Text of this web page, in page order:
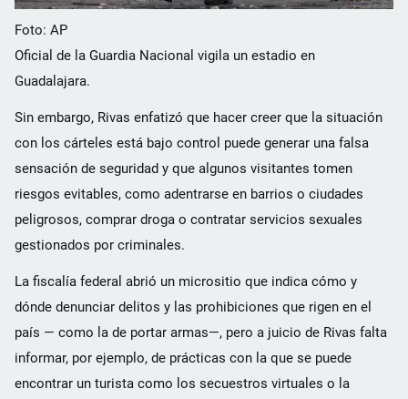
Foto: AP
Oficial de la Guardia Nacional vigila un estadio en
Guadalajara.
Sin embargo, Rivas enfatizó que hacer creer que la situación
con los cárteles está bajo control puede generar una falsa
sensación de seguridad y que algunos visitantes tomen
riesgos evitables, como adentrarse en barrios o ciudades
peligrosos, comprar droga o contratar servicios sexuales
gestionados por criminales.
La fiscalía federal abrió un micrositio que indica cómo y
dónde denunciar delitos y las prohibiciones que rigen en el
país — como la de portar armas—, pero a juicio de Rivas falta
informar, por ejemplo, de prácticas con la que se puede
encontrar un turista como los secuestros virtuales o la